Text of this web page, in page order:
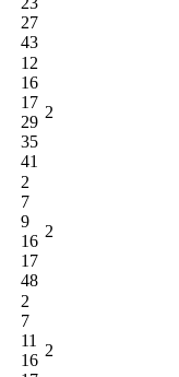
27
43
12
16
17
29
35
41
2
2
7
9
16
17
48
2
2
7
11
16
2